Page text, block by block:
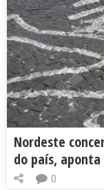
Nordeste
do país,
0